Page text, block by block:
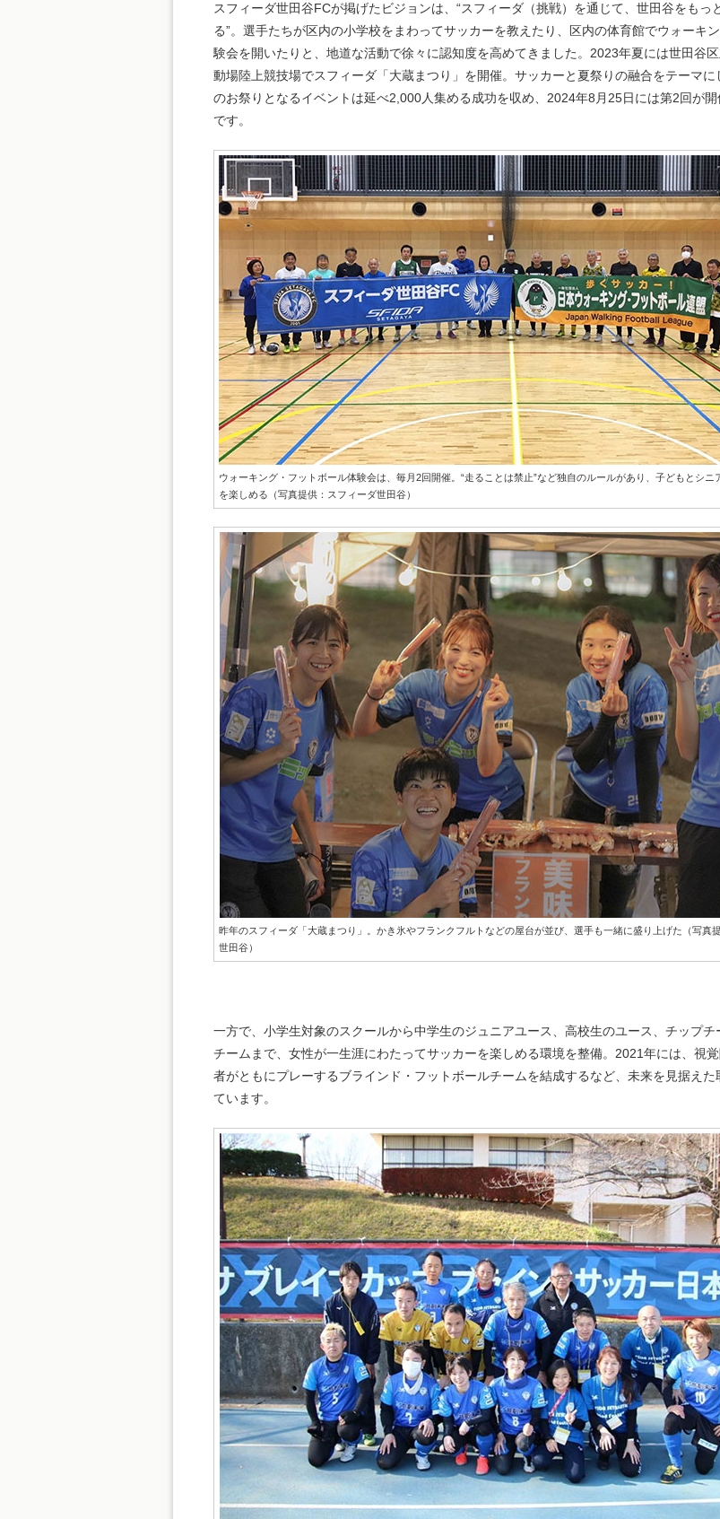
スフィーダ世田谷FCが掲げたビジョンは、“スフィーダ（挑戦）を通じて、世田谷をもっ
る”。選手たちが区内の小学校をまわってサッカーを教えたり、区内の体育館でウォーキ
験会を開いたりと、地道な活動で徐々に認知度を高めてきました。2023年夏には世田谷
動場陸上競技場でスフィーダ「大蔵まつり」を開催。サッカーと夏祭りの融合をテーマに
のお祭りとなるイベントは延べ2,000人集める成功を収め、2024年8月25日には第2回が
です。
ウォーキング・フットボール体験会は、毎月2回開催。“走ることは禁止”など独自のルールがあり、子どもとシニ
を楽しめる（写真提供：スフィーダ世田谷）
昨年のスフィーダ「大蔵まつり」。かき氷やフランクフルトなどの屋台が並び、選手も一緒に盛り上げた（写真
世田谷）
一方で、小学生対象のスクールから中学生のジュニアユース、高校生のユース、チップチ
チームまで、女性が一生涯にわたってサッカーを楽しめる環境を整備。2021年には、視
者がともにプレーするブラインド・フットボールチームを結成するなど、未来を見据えた
ています。